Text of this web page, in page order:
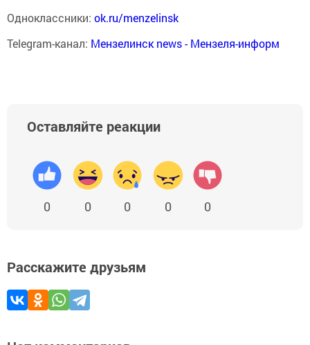
Одноклассники: ok.ru/menzelinsk
Telegram-канал: Мензелинск news - Мензеля-информ
Оставляйте реакции
0 0 0 0 0
Расскажите друзьям